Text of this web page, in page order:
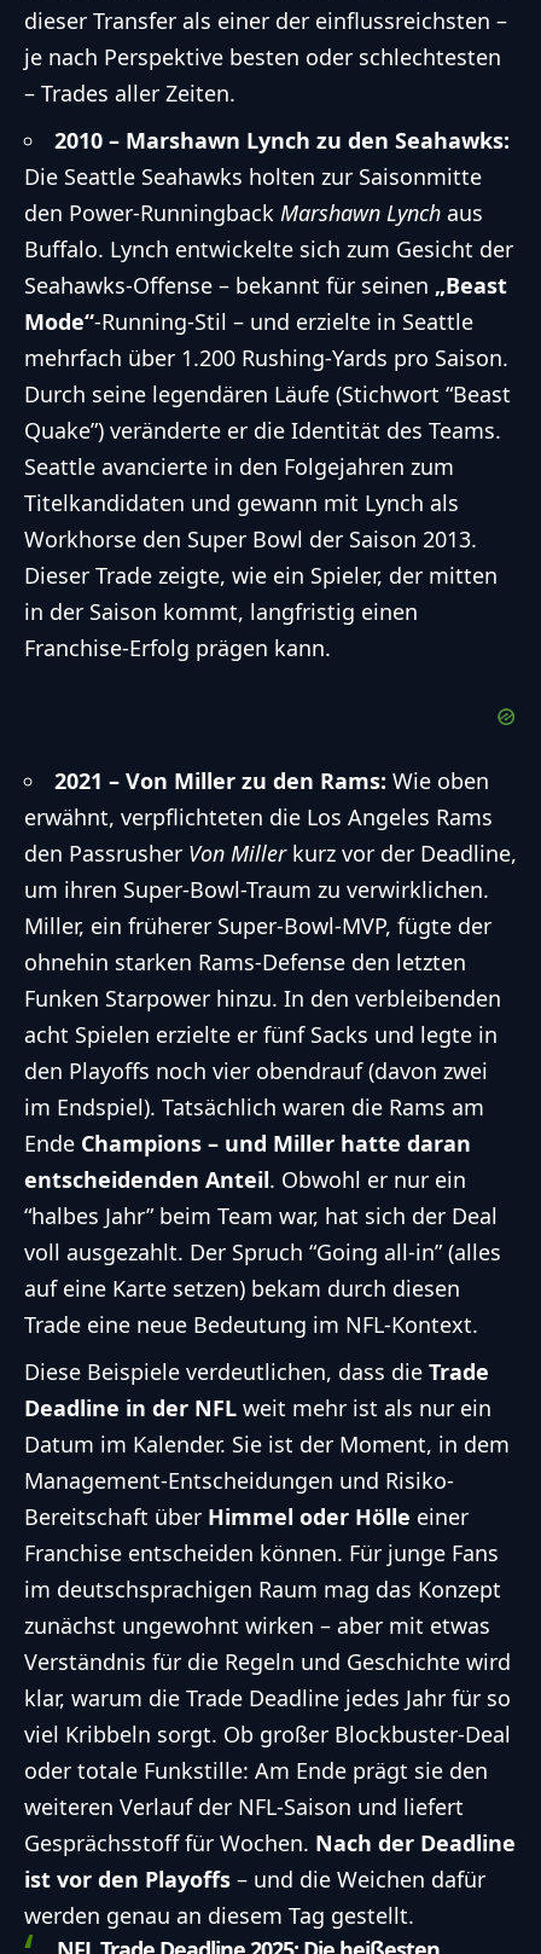
dieser Transfer als einer der einflussreichsten –
je nach Perspektive besten oder schlechtesten
– Trades aller Zeiten.
2010 – Marshawn Lynch zu den Seahawks:
Die Seattle Seahawks holten zur Saisonmitte
den Power-Runningback Marshawn Lynch aus
Buffalo. Lynch entwickelte sich zum Gesicht der
Seahawks-Offense – bekannt für seinen „Beast
Mode“-Running-Stil – und erzielte in Seattle
mehrfach über 1.200 Rushing-Yards pro Saison.
Durch seine legendären Läufe (Stichwort “Beast
Quake”) veränderte er die Identität des Teams.
Seattle avancierte in den Folgejahren zum
Titelkandidaten und gewann mit Lynch als
Workhorse den Super Bowl der Saison 2013.
Dieser Trade zeigte, wie ein Spieler, der mitten
in der Saison kommt, langfristig einen
Franchise-Erfolg prägen kann.
2021 – Von Miller zu den Rams: Wie oben
erwähnt, verpflichteten die Los Angeles Rams
den Passrusher Von Millerkurz vor der Deadline,
um ihren Super-Bowl-Traum zu verwirklichen.
Miller, ein früherer Super-Bowl-MVP, fügte der
ohnehin starken Rams-Defense den letzten
Funken Starpower hinzu. In den verbleibenden
acht Spielen erzielte er fünf Sacks und legte in
den Playoffs noch vier obendrauf (davon zwei
im Endspiel). Tatsächlich waren die Rams am
Ende Champions – und Miller hatte daran
entscheidenden Anteil. Obwohl er nur ein
“halbes Jahr” beim Team war, hat sich der Deal
voll ausgezahlt. Der Spruch “Going all-in” (alles
auf eine Karte setzen) bekam durch diesen
Trade eine neue Bedeutung im NFL-Kontext.
Diese Beispiele verdeutlichen, dass die Trade
Deadline in der NFL weit mehr ist als nur ein
Datum im Kalender. Sie ist der Moment, in dem
Management-Entscheidungen und Risiko-
Bereitschaft über Himmel oder Hölle einer
Franchise entscheiden können. Für junge Fans
im deutschsprachigen Raum mag das Konzept
zunächst ungewohnt wirken – aber mit etwas
Verständnis für die Regeln und Geschichte wird
klar, warum die Trade Deadline jedes Jahr für so
viel Kribbeln sorgt. Ob großer Blockbuster-Deal
oder totale Funkstille: Am Ende prägt sie den
weiteren Verlauf der NFL-Saison und liefert
Gesprächsstoff für Wochen. Nach der Deadline
ist vor den Playoffs – und die Weichen dafür
werden genau an diesem Tag gestellt.